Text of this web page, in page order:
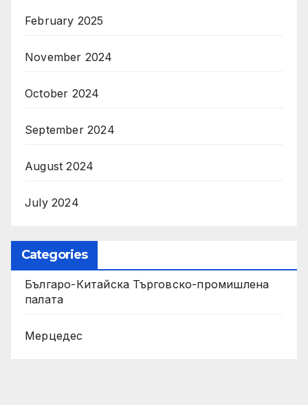
February 2025
November 2024
October 2024
September 2024
August 2024
July 2024
Categories
Българо-Китайска Търговско-промишлена
палaта
Мерцедес